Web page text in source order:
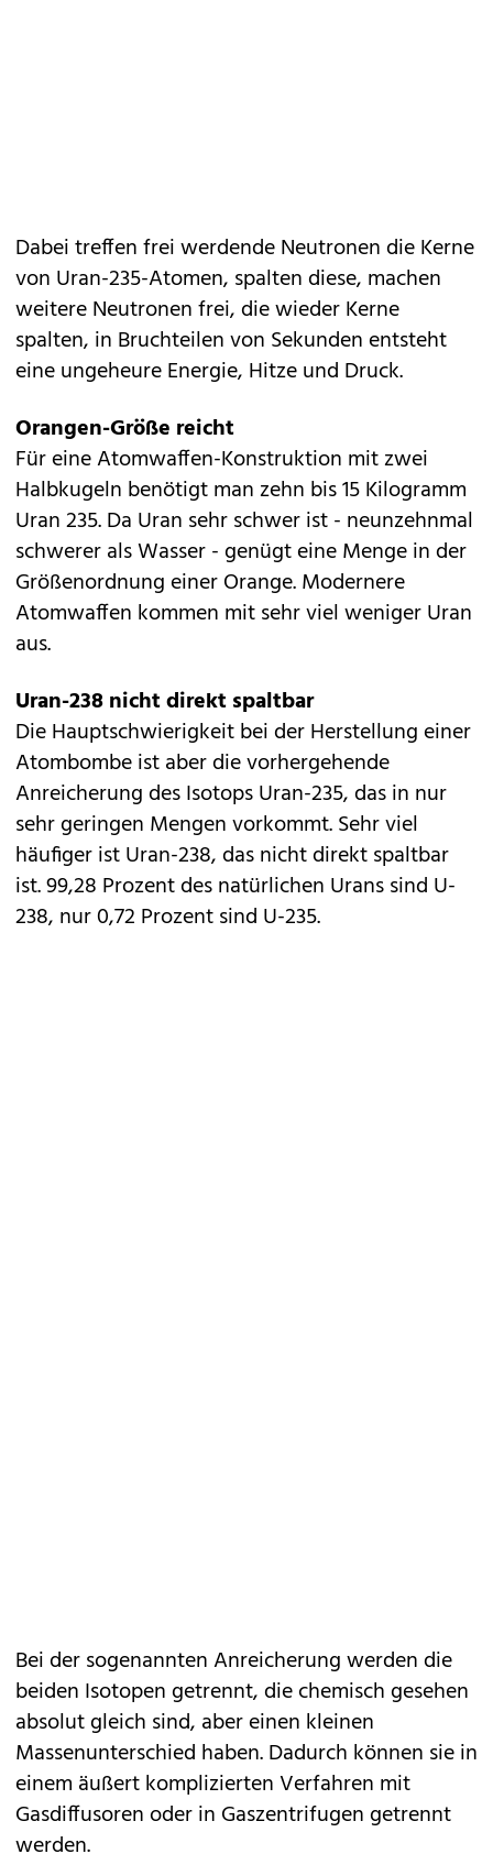
Dabei treffen frei werdende Neutronen die Kerne
von Uran-235-Atomen, spalten diese, machen
weitere Neutronen frei, die wieder Kerne
spalten, in Bruchteilen von Sekunden entsteht
eine ungeheure Energie, Hitze und Druck.
Orangen-Größe reicht
Für eine Atomwaffen-Konstruktion mit zwei
Halbkugeln benötigt man zehn bis 15 Kilogramm
Uran 235. Da Uran sehr schwer ist - neunzehnmal
schwerer als Wasser - genügt eine Menge in der
Größenordnung einer Orange. Modernere
Atomwaffen kommen mit sehr viel weniger Uran
aus.
Uran-238 nicht direkt spaltbar
Die Hauptschwierigkeit bei der Herstellung einer
Atombombe ist aber die vorhergehende
Anreicherung des Isotops Uran-235, das in nur
sehr geringen Mengen vorkommt. Sehr viel
häufiger ist Uran-238, das nicht direkt spaltbar
ist. 99,28 Prozent des natürlichen Urans sind U-
238, nur 0,72 Prozent sind U-235.
Bei der sogenannten Anreicherung werden die
beiden Isotopen getrennt, die chemisch gesehen
absolut gleich sind, aber einen kleinen
Massenunterschied haben. Dadurch können sie in
einem äußert komplizierten Verfahren mit
Gasdiffusoren oder in Gaszentrifugen getrennt
werden.